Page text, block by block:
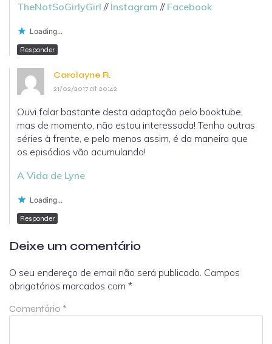
TheNotSoGirlyGirl // Instagram // Facebook
Loading...
Responder
Carolayne R.
21/02/2017 at 20:42
Ouvi falar bastante desta adaptação pelo booktube,
mas de momento, não estou interessada! Tenho outras
séries à frente, e pelo menos assim, é da maneira que
os episódios vão acumulando!
A Vida de Lyne
Loading...
Responder
Deixe um comentário
O seu endereço de email não será publicado. Campos
obrigatórios marcados com *
Comentário *